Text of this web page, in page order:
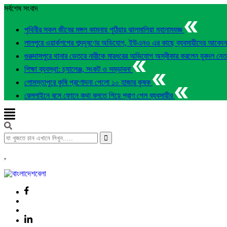
সর্বশেষ সংবাদ
পৃথিবীর সকল জীবের মঙ্গল কামনায় পুঠিয়ার ঝালমালিয়া মহানামযজ্ঞ
লালপুরে ওয়ার্কশপের শব্দদূষণের অভিযোগ, ইউএনও এর কাছে ব্যবসায়ীদের
গুরুদাসপুরে থানার ভেতরে নারীকে মারধরের অভিযোগ অস্বীকার করলেন যুবদল
শিক্ষা ব্যবস্থা: চ্যালেঞ্জ, সংকট ও সম্ভাবনা
গোমস্তাপুরে কৃষি প্রণোদনা পেলো ১০ হাজার কৃষক
রেললাইনে বসে ফোনে কথা বলতে গিয়ে প্রাণ গেল ব্যবসায়ীর
,